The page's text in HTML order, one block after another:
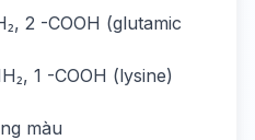
2 -COOH (glutamic
1 -COOH (lysine)
màu